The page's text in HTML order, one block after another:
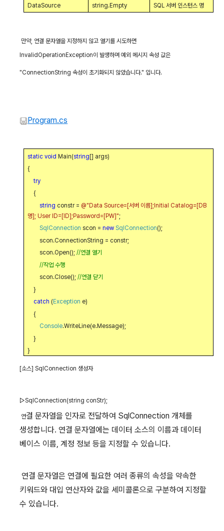
DataSource string.Empty SQL서버 인스턴스 명
만약, 연결 문자열을 지정하지 않고 열기를 시도하면
InvalidOperationException이 발생하며 예외 메시지 속성 값은
"ConnectionString 속성이 초기화되지 않았습니다." 입니다.
Program.cs
static void Main(string[] args)
{
try
{
string constr = @"Data Source=[서버 이름];Initial Catalog=[DB
명]; User ID=[ID];Password=[PW]";
SqlConnection scon =new SqlConnection();
scon.ConnectionString = constr;
scon.Open();//연결 열기
//작업 수행
scon.Close();//연결 닫기
}
catch (Exception e)
{
Console.WriteLine(e.Message);
}
}
[소스] SqlConnection생성자
▷SqlConnection(string conStr);
연결 문자열을 인자로 전달하여 SqlConnection개체를
생성합니다. 연결 문자열에는 데이터 소스의 이름과 데이터
베이스 이름, 계정 정보 등을 지정할 수 있습니다.
연결 문자열은 연결에 필요한 여러 종류의 속성을 약속한
키워드와 대입 연산자와 값을 세미콜론으로 구분하여 지정할
수 있습니다.